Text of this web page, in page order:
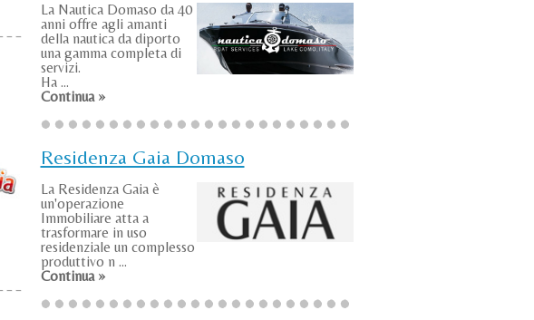
La Nautica Domaso da 40
anni offre agli amanti
della nautica da diporto
una gamma completa di
servizi.
Ha ...
Continua »
Residenza Gaia Domaso
La Residenza Gaia è
un'operazione
Immobiliare atta a
trasformare in uso
residenziale un complesso
produttivo n ...
Continua »